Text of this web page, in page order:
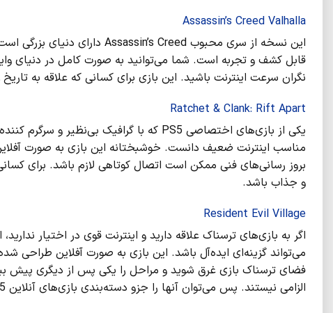
Assassin’s Creed Valhalla
قابل کشف و تجربه است. شما می‌توانید به‌ صورت کامل در دنیای
نگران سرعت اینترنت باشید. این بازی برای کسانی که علاقه به
Ratchet & Clank: Rift Apart
مناسب اینترنت ضعیف دانست. خوشبختانه این بازی به‌ صورت آفلاین
بروز رسانی‌های فنی ممکن است اتصال کوتاهی لازم باشد. برای
و جذاب باشد.
Resident Evil Village
می‌تواند گزینه‌ای ایده‌آل باشد. این بازی به‌ صورت آفلاین طراحی
فضای ترسناک بازی غرق شوید و مراحل را یکی پس از دیگری پیش
الزامی نیستند. پس می‌توان آنها را جزو دسته‌بندی بازی‌های آنلاین PS5 در دوران قطعی اینترنت دانست.